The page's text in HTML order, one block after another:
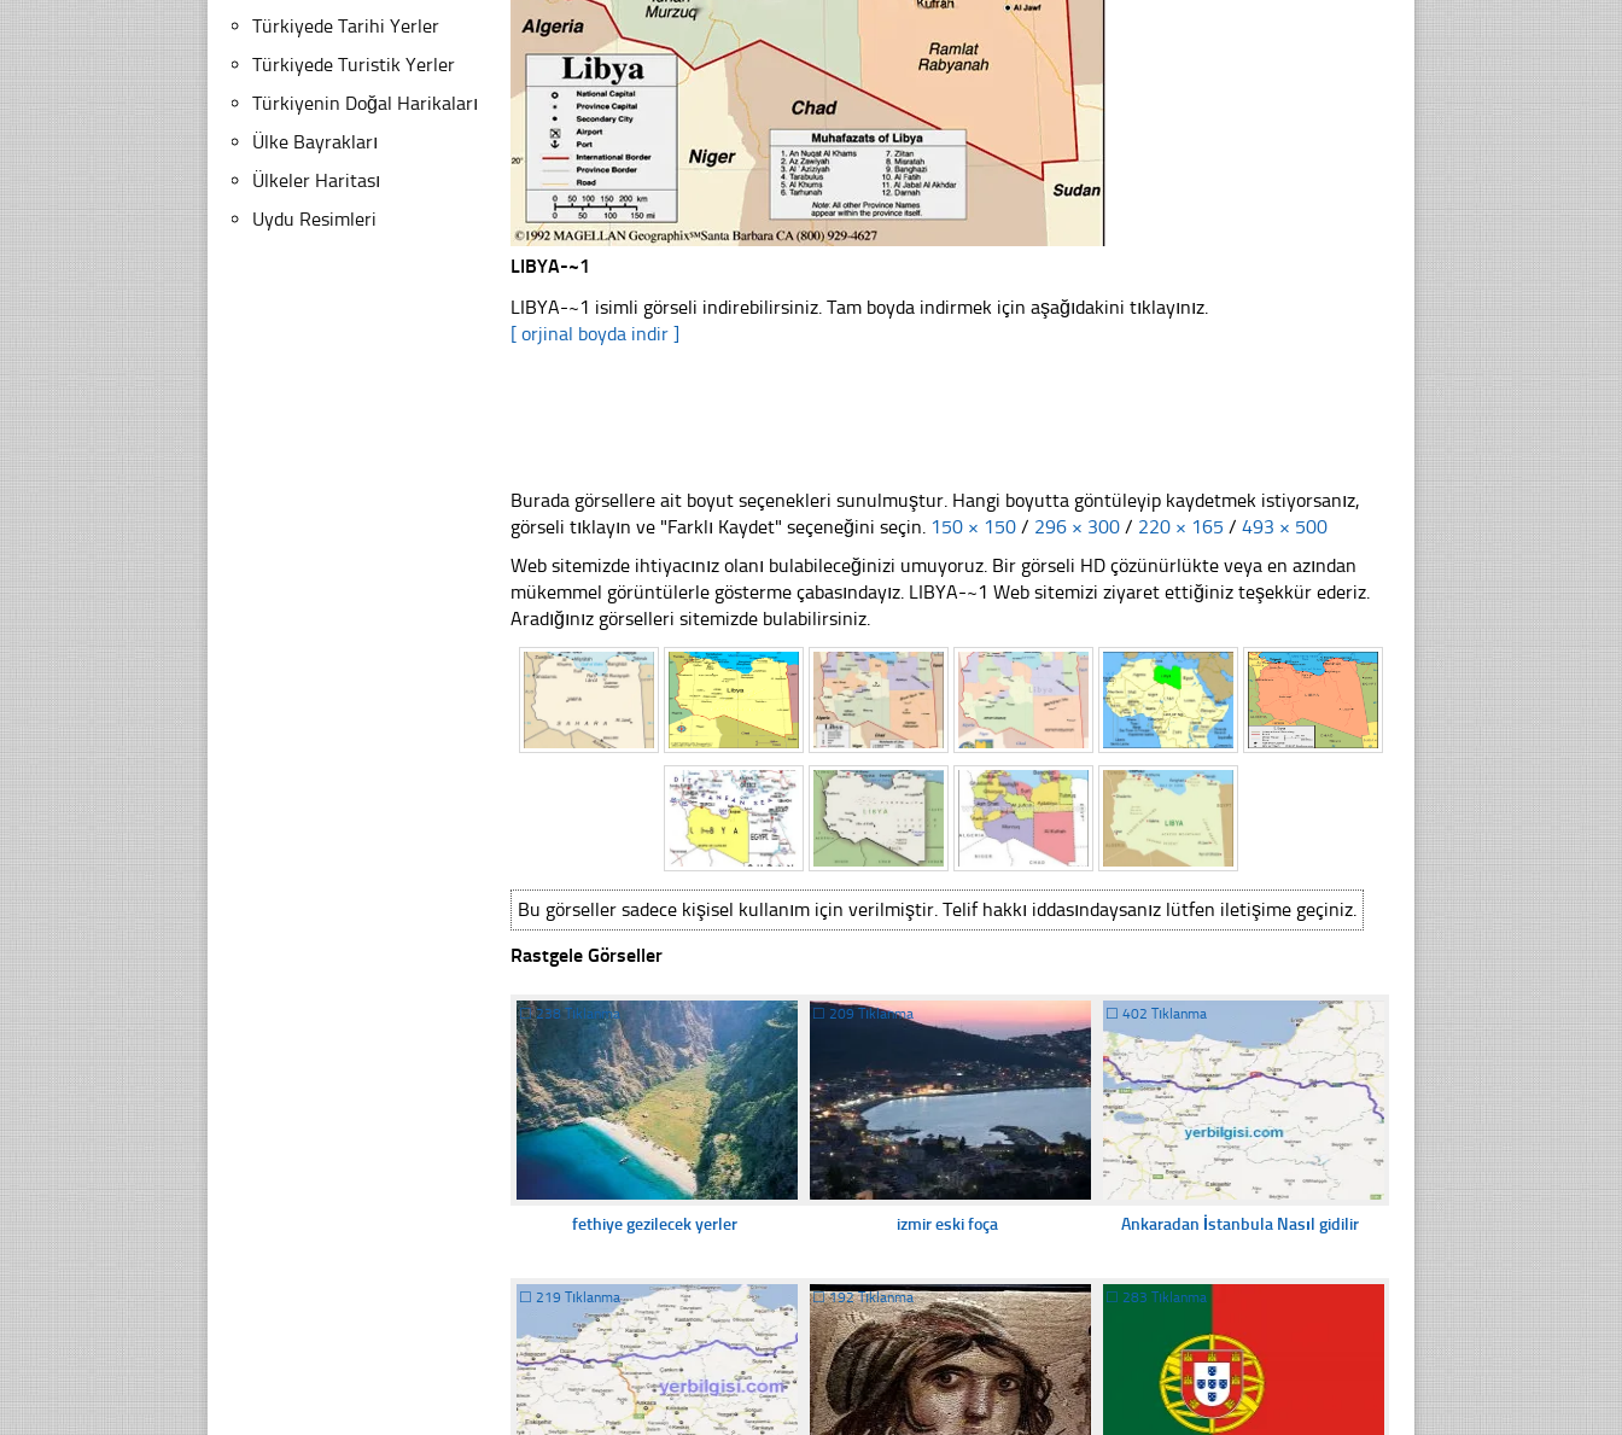
LIBYA-~1
LIBYA-~1 isimli görseli indirebilirsiniz. Tam boyda indirmek için aşağıdakini tıklayınız.
[ orjinal boyda indir ]
Burada görsellere ait boyut seçenekleri sunulmuştur. Hangi boyutta göntüleyip kaydetmek istiyorsanız,
görseli tıklayın ve "Farklı Kaydet" seçeneğini seçin. 150 × 150 / 296 × 300 / 220 × 165 / 493 × 500
Web sitemizde ihtiyacınız olanı bulabileceğinizi umuyoruz. Bir görseli HD çözünürlükte veya en azından
mükemmel görüntülerle gösterme çabasındayız. LIBYA-~1 Web sitemizi ziyaret ettiğiniz teşekkür ederiz.
Aradığınız görselleri sitemizde bulabilirsiniz.
Bu görseller sadece kişisel kullanım için verilmiştir. Telif hakkı iddasındaysanız lütfen iletişime geçiniz.
Rastgele Görseller
☐238 Tıklanma
fethiye gezilecek yerler
☐ 209 Tıklanma
izmir eski foça
☐ 402 Tıklanma
Ankaradan İstanbula Nasıl gidilir
☐219 Tıklanma ☐192 Tıklanma ☐ 283 Tıklanma
Türkiyede Tarihi Yerler
Türkiyede Turistik Yerler
Türkiyenin Doğal Harikaları
Ülke Bayrakları
Ülkeler Haritası
Uydu Resimleri